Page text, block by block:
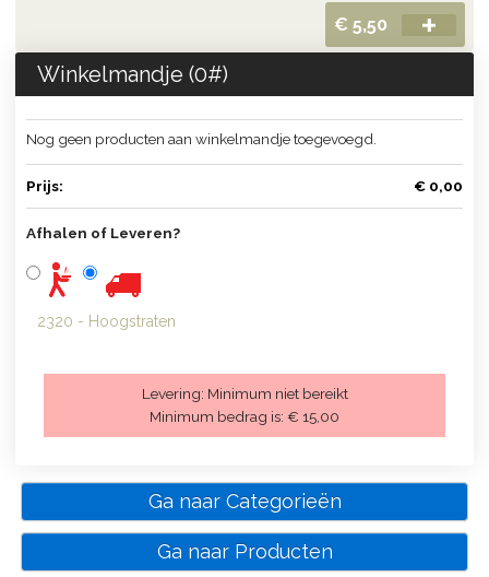
€ 5,50
Winkelmandje (0#)
Nog geen producten aan winkelmandje toegevoegd.
Prijs: € 0,00
Afhalen of Leveren?
2320 - Hoogstraten
Levering: Minimum niet bereikt
Minimum bedrag is: € 15,00
Ga naar Categorieën
Ga naar Producten